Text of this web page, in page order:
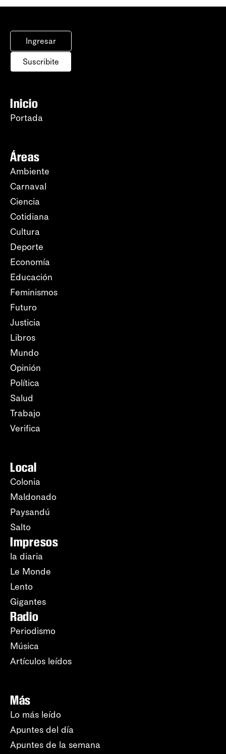
Ingresar
Suscribite
Inicio
Portada
Áreas
Ambiente
Carnaval
Ciencia
Cotidiana
Cultura
Deporte
Economía
Educación
Feminismos
Futuro
Justicia
Libros
Mundo
Opinión
Política
Salud
Trabajo
Verifica
Local
Colonia
Maldonado
Paysandú
Salto
Impresos
la diaria
Le Monde
Lento
Gigantes
Radio
Periodismo
Música
Artículos leídos
Más
Lo más leído
Apuntes del día
Apuntes de la semana